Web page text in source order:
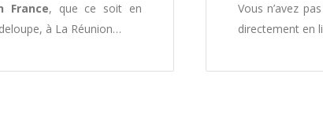
France, que ce soit en
à La Réunion…
Vous n’avez
directement en